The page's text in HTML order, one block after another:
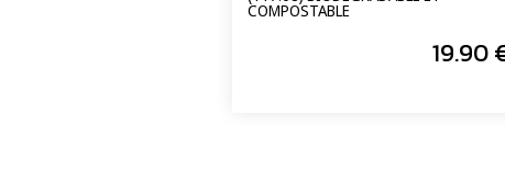
COMPOSTABLE
19.90